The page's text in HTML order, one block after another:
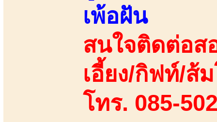
เพ้อฝัน
สนใจติดต่อส
เอี้ยง/กิฟท์/ส้
โทร. 085-